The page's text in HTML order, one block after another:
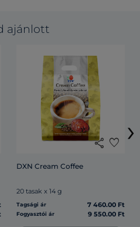
ajánlott
share favorite
DXN Cream Coffee
20 tasak x 14 g
Tagsági ár 7 460.00 Ft
Fogyasztói ár 9 550.00 Ft
›